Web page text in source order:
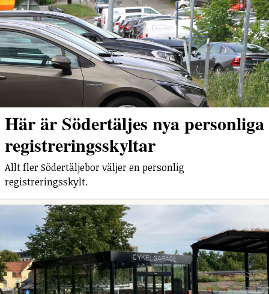
Här är Södertäljes nya personliga
registreringsskyltar
Allt fler Södertäljebor väljer en personlig
registreringsskylt.